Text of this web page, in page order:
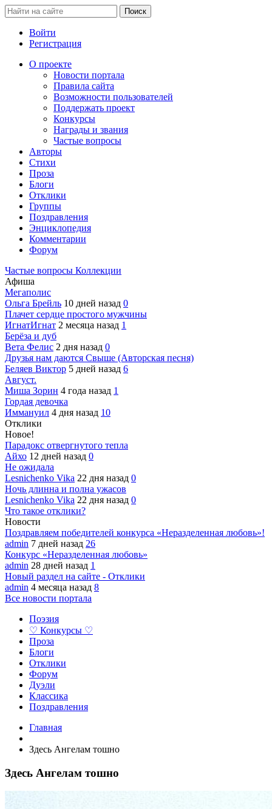
Войти
Регистрация
О проекте
Новости портала
Правила сайта
Возможности пользователей
Поддержать проект
Конкурсы
Награды и звания
Частые вопросы
Авторы
Стихи
Проза
Блоги
Отклики
Группы
Поздравления
Энциклопедия
Комментарии
Форум
Частые вопросы Коллекции
Афиша
Мегаполис
Ольга Брейль 10 дней назад 0
Плачет сердце простого мужчины
ИгнатИгнат 2 месяца назад 1
Берёза и дуб
Вета Фелис 2 дня назад 0
Друзья нам даются Свыше (Авторская песня)
Беляев Виктор 5 дней назад 6
Август.
Миша Зорин 4 года назад 1
Гордая девочка
Иммануил 4 дня назад 10
Отклики
Новое!
Парадокс отвергнутого тепла
Айхо 12 дней назад 0
Не ожидала
Lesnichenko Vika 22 дня назад 0
Ночь длинна и полна ужасов
Lesnichenko Vika 22 дня назад 0
Что такое отклики?
Новости
Поздравляем победителей конкурса «Неразделенная любовь»!
admin 7 дней назад 26
Конкурс «Неразделенная любовь»
admin 28 дней назад 1
Новый раздел на сайте - Отклики
admin 4 месяца назад 8
Все новости портала
Поэзия
♡ Конкурсы ♡
Проза
Блоги
Отклики
Форум
Дуэли
Классика
Поздравления
Главная
Здесь Ангелам тошно
Здесь Ангелам тошно